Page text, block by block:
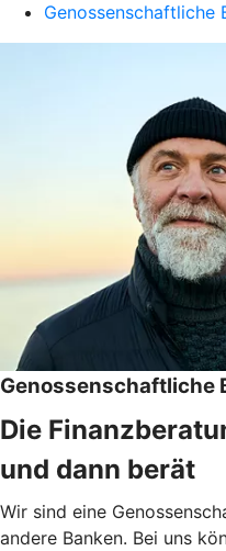
Genossenschaftliche
Genossenschaftliche
Die
und dann berät
Wir sind eine
andere Banken. Bei uns